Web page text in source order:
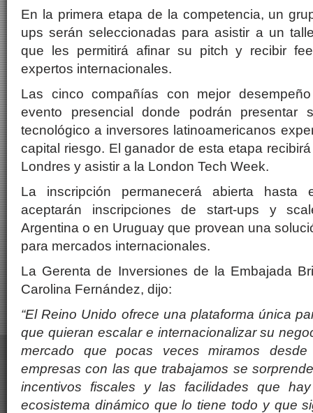
En la primera etapa de la competencia, un
ups serán seleccionadas para asistir a un
que les permitirá afinar su pitch y recibir
expertos internacionales.
Las cinco compañías con mejor
evento presencial donde podrán presentar
tecnológico a inversores latinoamericanos
capital riesgo. El ganador de esta etapa
Londres y asistir a la London Tech Week.
La inscripción permanecerá abierta
aceptarán inscripciones de start-ups y
Argentina o en Uruguay que provean una
para mercados internacionales.
La Gerenta de Inversiones de la Embajada
Carolina Fernández, dijo:
“El Reino Unido ofrece una plataforma única
que quieran escalar e internacionalizar su
mercado que pocas veces miramos
empresas con las que trabajamos se
incentivos fiscales y las facilidades que
ecosistema dinámico que lo tiene todo y que